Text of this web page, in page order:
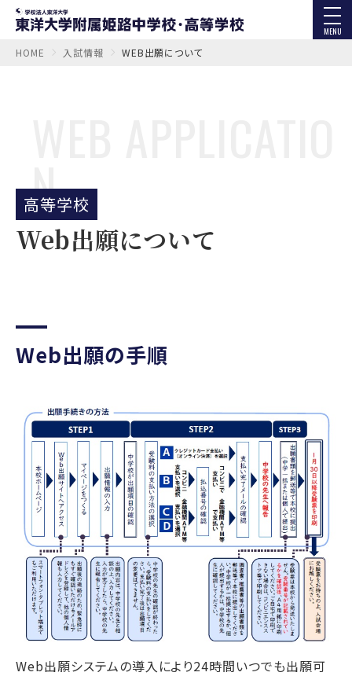
MENU
HOME 入試情報 WEB出願について
N
高等学校
Web出願について
Web出願の手順
Web出願システムの導入により24時間いつでも出願可